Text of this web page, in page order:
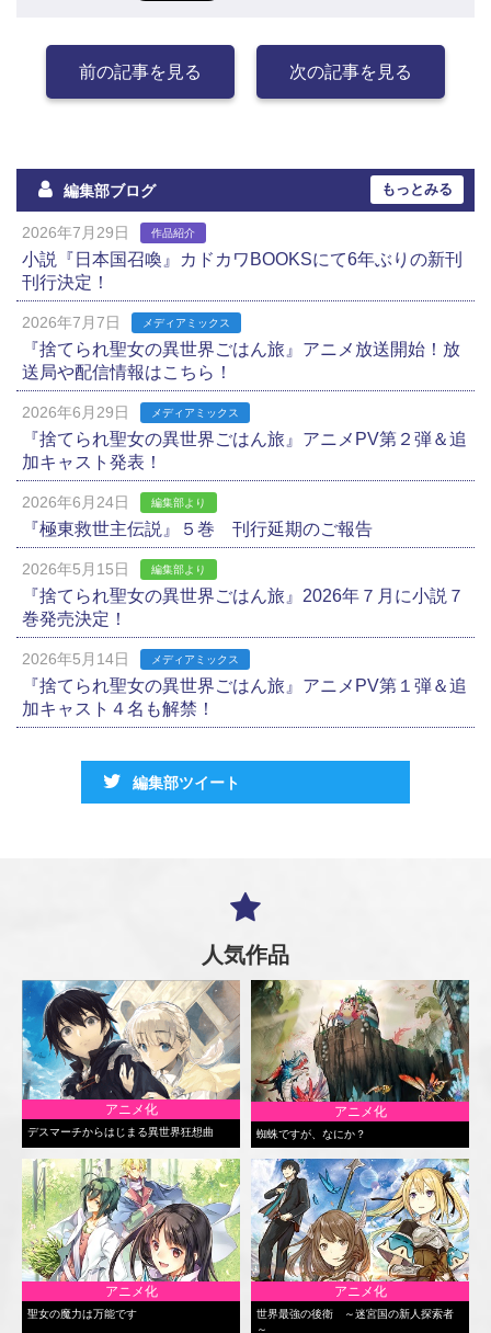
前の記事を見る 次の記事を見る
編集部ブログ もっとみる
2026年7月29日 作品紹介
小説『日本国召喚』カドカワBOOKSにて6年ぶりの新刊
刊行決定！
2026年7月7日 メディアミックス
『捨てられ聖女の異世界ごはん旅』アニメ放送開始！放
送局や配信情報はこちら！
2026年6月29日 メディアミックス
『捨てられ聖女の異世界ごはん旅』アニメPV第２弾＆追
加キャスト発表！
2026年6月24日 編集部より
『極東救世主伝説』５巻 刊行延期のご報告
2026年5月15日 編集部より
『捨てられ聖女の異世界ごはん旅』2026年７月に小説７
巻発売決定！
2026年5月14日 メディアミックス
『捨てられ聖女の異世界ごはん旅』アニメPV第１弾＆追
加キャスト４名も解禁！
編集部ツイート
人気作品
アニメ化
デスマーチからはじまる異世界狂想曲
アニメ化
蜘蛛ですが、なにか？
アニメ化
聖女の魔力は万能です
アニメ化
世界最強の後衛 ～迷宮国の新人探索者
～